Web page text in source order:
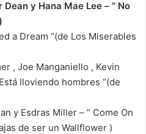
y Hana Mae Lee – ” No
a Dream “(de Los Miserables
, Joe Manganiello , Kevin
lloviendo hombres “(de
y Esdras Miller – ” Come On
de ser un Wallflower )